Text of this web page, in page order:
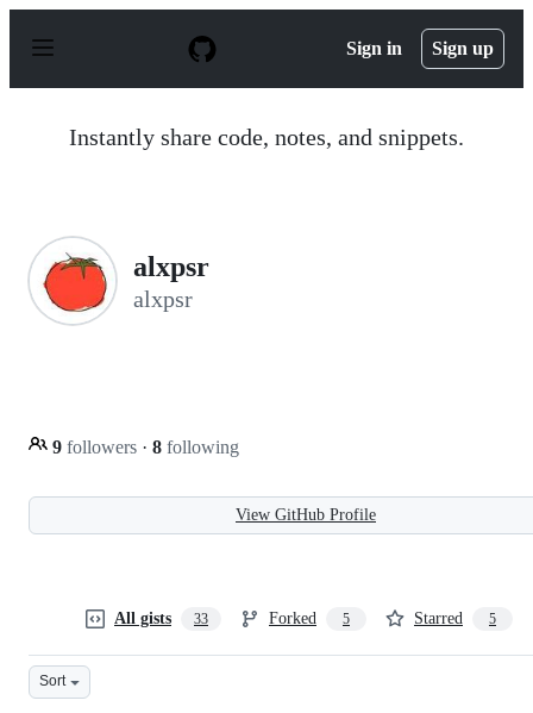
p
Sign in Sign up
Instantly share code, notes, and snippets.
alxpsr
alxpsr
9 followers · 8 following
View GitHub Profile
All gists 33 Forked 5 Starred 5
Sort